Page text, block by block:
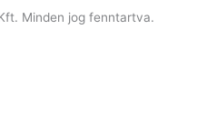
Minden jog fenntartva.